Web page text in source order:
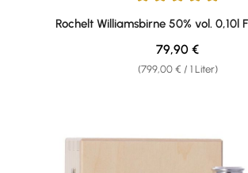
Durchschnittliche Bewertung von 5
Rochelt Williamsbirne 50% vol. 0,10l
(799,00 € / 1 Liter)
Regulärer Preis:
79,90 €